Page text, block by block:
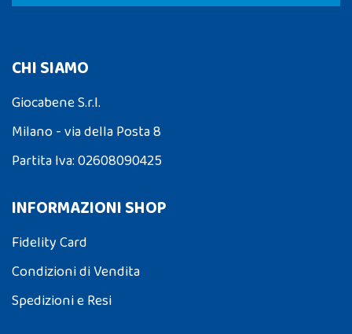
CHI SIAMO
Giocabene S.r.l.
Milano - via della Posta 8
Partita Iva: 02608090425
INFORMAZIONI SHOP
Fidelity Card
Condizioni di Vendita
Spedizioni e Resi